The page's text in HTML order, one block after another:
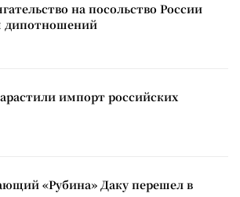
на посольство России
дипотношений
импорт российских
«Рубина» Даку перешел в